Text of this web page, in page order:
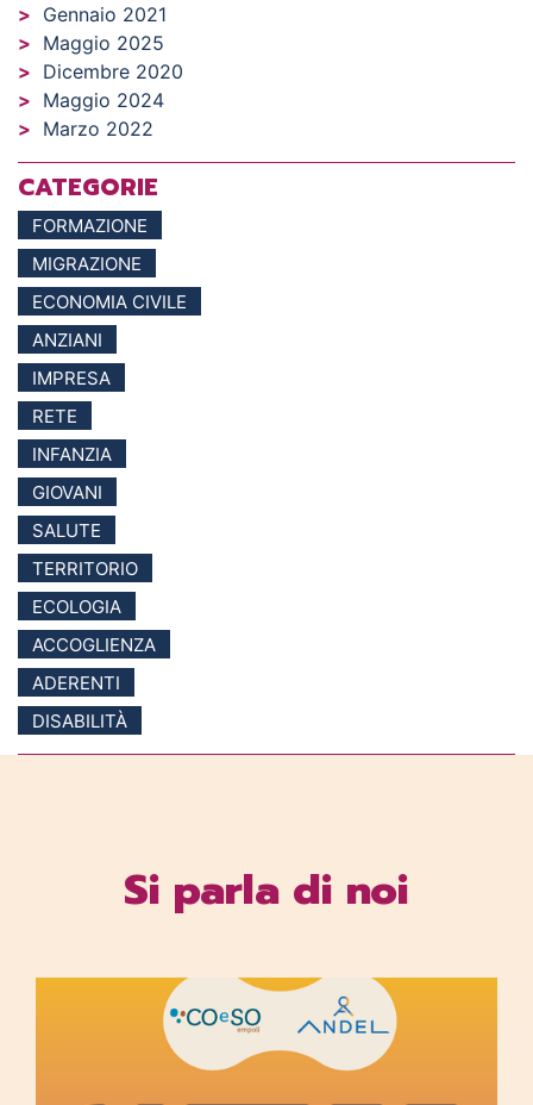
Gennaio 2021
Maggio 2025
Dicembre 2020
Maggio 2024
Marzo 2022
CATEGORIE
FORMAZIONE
MIGRAZIONE
ECONOMIA CIVILE
ANZIANI
IMPRESA
RETE
INFANZIA
GIOVANI
SALUTE
TERRITORIO
ECOLOGIA
ACCOGLIENZA
ADERENTI
DISABILITÀ
Si parla di noi